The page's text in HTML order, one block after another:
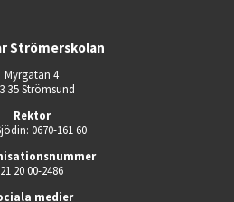
Strömerskolan
Myrgatan 4
35 Strömsund
Rektor
0670-161 60
21 20 00-2486
medier